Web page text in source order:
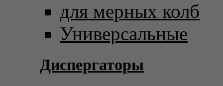
для мерных колб
Универсальные
Диспергаторы